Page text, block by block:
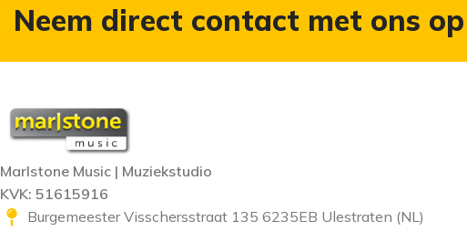
Neem direct contact met ons op
Marlstone Music | Muziekstudio
KVK: 51615916
Burgemeester Visschersstraat 135 6235EB Ulestraten (NL)